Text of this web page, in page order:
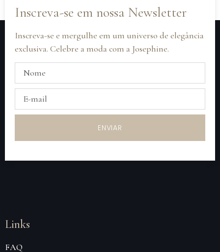
cabeça? […]
Inscreva-se em nossa Newsletter
Inscreva-se e mergulhe em um universo de elegância
exclusiva. Celebre a moda com a Josephine.
ENVIAR
Links
FAQ